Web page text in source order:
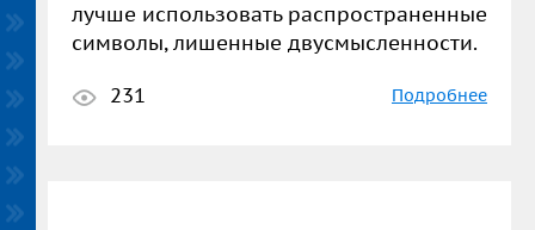
лучше использовать распространенные
символы, лишенные двусмысленности.
231
Подробнее